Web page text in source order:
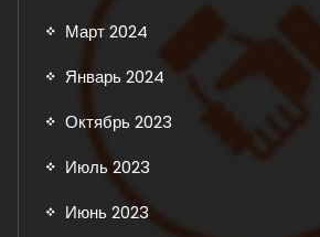
Март 2024
Январь 2024
Октябрь 2023
Июль 2023
Июнь 2023